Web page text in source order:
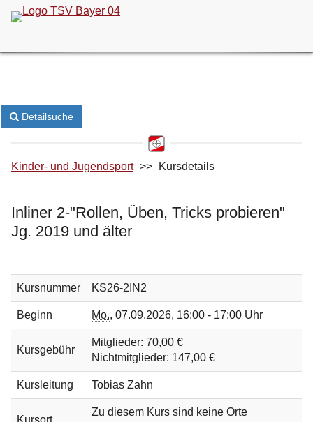
Detailsuche
Kinder- und Jugendsport >> Kursdetails
Inliner 2-"Rollen, Üben, Tricks probieren"
Jg. 2019 und älter
Kursnummer KS26-2IN2
Beginn Mo., 07.09.2026, 16:00 - 17:00 Uhr
Kursgebühr
Mitglieder: 70,00 €
Nichtmitglieder: 147,00 €
Kursleitung Tobias Zahn
Kursort
Zu diesem Kurs sind keine Orte